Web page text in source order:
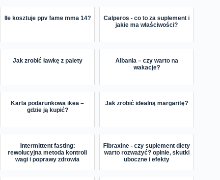
Ile kosztuje ppv fame mma 14?
Calperos - co to za suplement i
jakie ma właściwości?
Jak zrobić ławkę z palety
Albania – czy warto na
wakacje?
Karta podarunkowa ikea –
gdzie ją kupić?
Jak zrobić idealną margaritę?
Intermittent fasting:
rewolucyjna metoda kontroli
wagi i poprawy zdrowia
Fibraxine - czy suplement diety
warto rozważyć? opinie, skutki
uboczne i efekty